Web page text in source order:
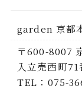
garden 京都
〒600-8007
入立売西町
TEL：075-